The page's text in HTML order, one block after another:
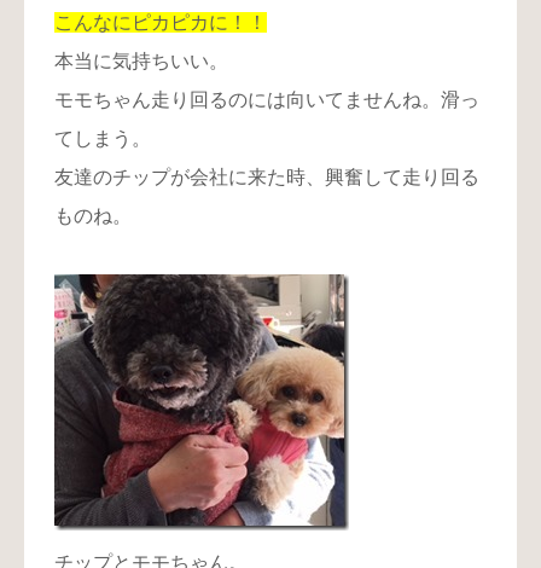
こんなにピカピカに！！
本当に気持ちいい。
モモちゃん走り回るのには向いてませんね。滑っ
てしまう。
友達のチップが会社に来た時、興奮して走り回る
ものね。
チップとモモちゃん。